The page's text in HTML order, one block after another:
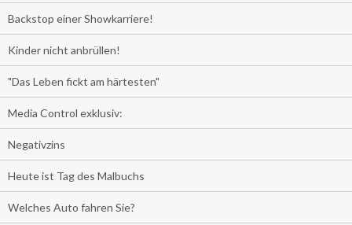
Backstop einer Showkarriere!
Kinder nicht anbrüllen!
"Das Leben fickt am härtesten"
Media Control exklusiv:
Negativzins
Heute ist Tag des Malbuchs
Welches Auto fahren Sie?